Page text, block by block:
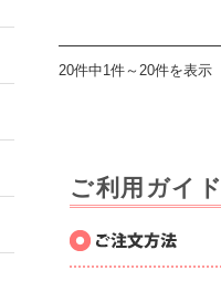
20件中1件～20件を表示
ご利用ガイド